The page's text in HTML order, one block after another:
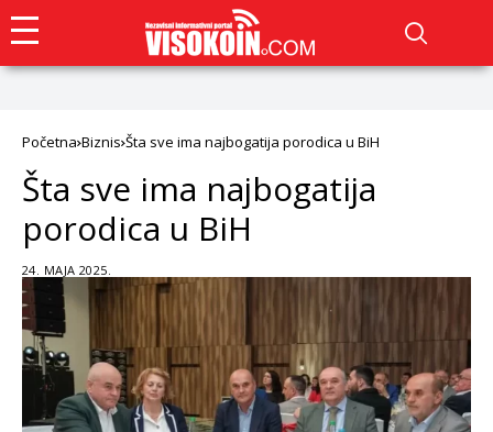
Početna Biznis Šta sve ima najbogatija porodica u BiH
Šta sve ima najbogatija
porodica u BiH
24. MAJA 2025.